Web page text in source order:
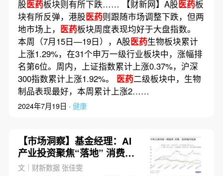
股医药板块则有所下跌…… 【财新网】A股医药板
块有所反弹，港股医药则跟随市场调整下跌，但两
地市场上， 医药板块周度表现均好于大盘指数。
本周（7月15日—19日），A股医药生物板块累计
上涨1.29%，在31个申万一级行业板块中，涨幅排
名第6位。周内，上证指数累计上涨0.37%，沪深
300指数累计上涨1.92%。 医药二级板块中，生物
制品表现最好，本周累计上涨2……
2024年7月19日 · 健康
【市场洞察】基金经理：AI
产业投资聚焦“落地” 消费与
医药已跌至相对低点
文｜财新数据 张佳雯